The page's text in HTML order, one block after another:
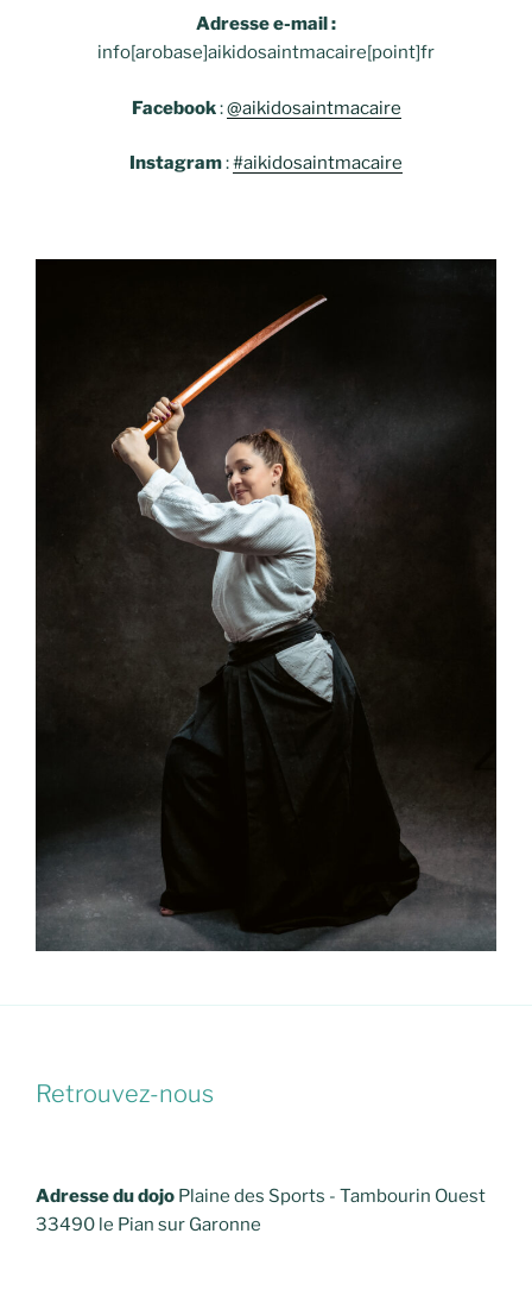
Adresse e-mail :
info[arobase]aikidosaintmacaire[point]fr
Facebook:@aikidosaintmacaire
Instagram:#aikidosaintmacaire
Retrouvez-nous
Adresse du dojo Plaine des Sports - Tambourin Ouest
33490 le Pian sur Garonne